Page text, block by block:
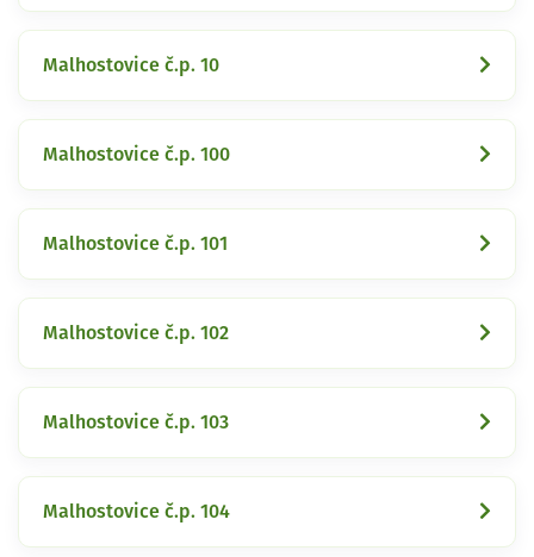
Malhostovice č.p. 10
Malhostovice č.p. 100
Malhostovice č.p. 101
Malhostovice č.p. 102
Malhostovice č.p. 103
Malhostovice č.p. 104